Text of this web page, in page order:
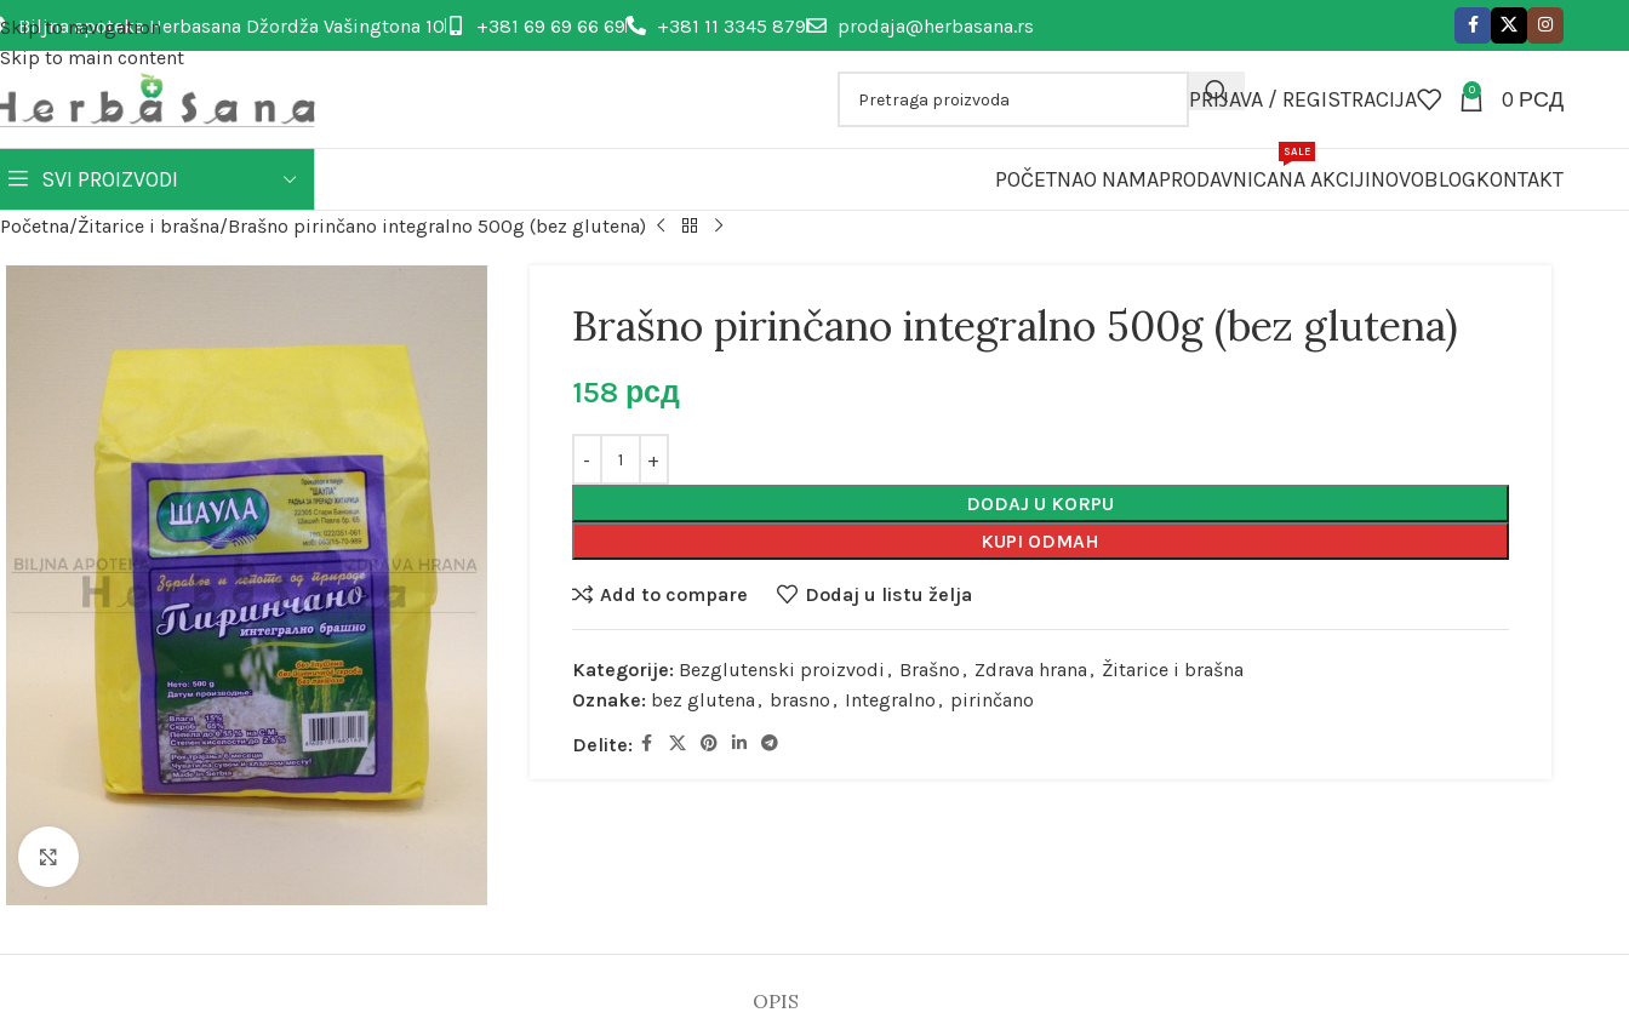
Skip to navigation
Skip to main content
Biljna apoteka Herbasana Džordža Vašingtona 10 +381 69 69 66 69 +381 11 3345 879 prodaja@herbasana.rs
PRIJAVA / REGISTRACIJA 0 0 РСД
SVI PROIZVODI POČETNAO NAMAPRODAVNICANA AKCIJI
SALE
NOVOBLOGKONTAKT
Početna Žitarice i brašna Brašno pirinčano integralno 500g (bez glutena)
Brašno pirinčano integralno 500g (bez glutena)
158 рсд
DODAJ U KORPU
KUPI ODMAH
Add to compare Dodaj u listu želja
Kategorije: Bezglutenski proizvodi , Brašno , Zdrava hrana , Žitarice i brašna
Oznake: bez glutena , brasno , Integralno , pirinčano
Delite:
OPIS